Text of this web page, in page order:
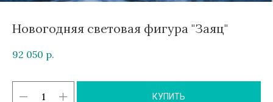
Новогодняя световая фигура "Заяц"
92 050 р.
КУПИТЬ